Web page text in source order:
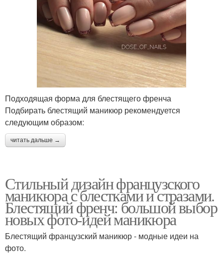
Подходящая форма для блестящего френча
Подбирать блестящий маникюр рекомендуется
следующим образом:
читать дальше →
Стильный дизайн французского
маникюра с блестками и стразами.
Блестящий френч: большой выбор
новых фото-идей маникюра
Блестящий французский маникюр - модные идеи на
фото.